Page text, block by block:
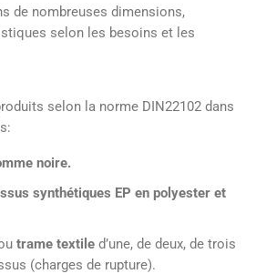
de nombreuses dimensions,
selon les besoins et les
selon la norme DIN22102 dans
noire.
synthétiques EP en polyester et
trame textiled’une, de deux, de trois
(charges de rupture).